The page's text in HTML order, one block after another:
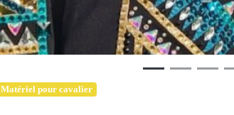
Matériel pour cavalier